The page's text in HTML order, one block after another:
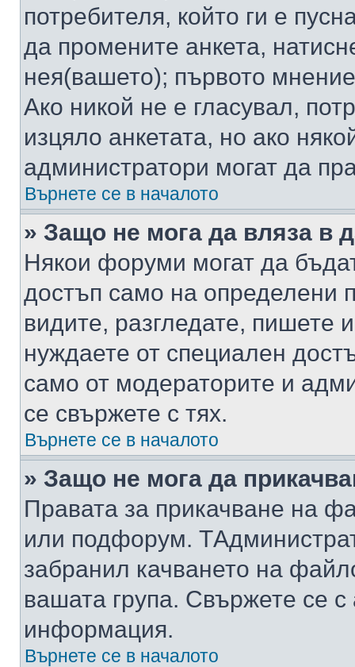
потребителя, който ги е
да промените анкета,
нея(вашето); първото
Ако никой не е гласувал,
изцяло анкетата, но ако
администратори могат да
Върнете се в началото
» Защо не мога да вляза в
Някои форуми могат да
достъп само на определени
видите, разгледате, пишете
нуждаете от специален
само от модераторите и
се свържете с тях.
Върнете се в началото
» Защо не мога да
Правата за прикачване на
или подфорум.
забранил качването на
вашата група. Свържете се
информация.
Върнете се в началото